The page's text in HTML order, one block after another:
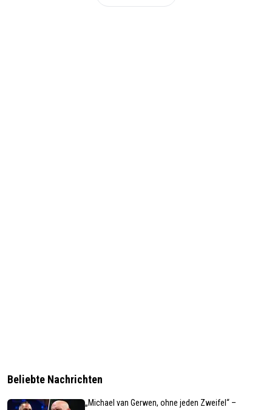
Beliebte Nachrichten
„Michael van Gerwen, ohne jeden Zweifel“ –